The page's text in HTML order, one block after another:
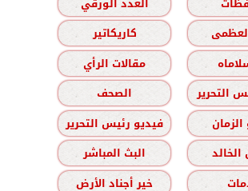
كاريكاتير
مقالات الرأي
التحرير
الصحف
فيديو رئيس التحرير
الخالد
البث المباشر
خير أجناد الأرض